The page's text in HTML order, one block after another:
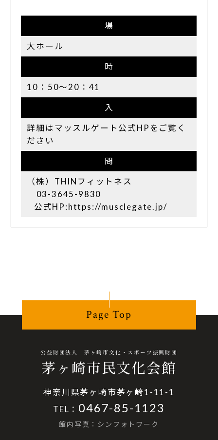
場
大ホール
時
10：50〜20：41
入
詳細はマッスルゲート公式HPをご覧く
ださい
問
（株）THINフィットネス
03-3645-9830
公式HP:https://musclegate.jp/
Page Top
公益財団法人 茅ヶ崎市文化・スポーツ振興財団
茅ヶ崎市民文化会館
神奈川県茅ヶ崎市茅ヶ崎1-11-1
TEL： 0467-85-1123
館内写真：シンフォトワーク